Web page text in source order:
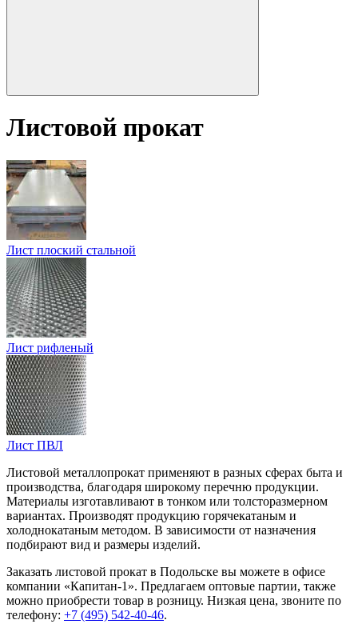
Листовой прокат
Лист плоский стальной
Лист рифленый
Лист ПВЛ
Листовой металлопрокат применяют в разных сферах быта и
производства, благодаря широкому перечню продукции.
Материалы изготавливают в тонком или толсторазмерном
вариантах. Производят продукцию горячекатаным и
холоднокатаным методом. В зависимости от назначения
подбирают вид и размеры изделий.
Заказать листовой прокат в Подольске вы можете в офисе
компании «Капитан-1». Предлагаем оптовые партии, также
можно приобрести товар в розницу. Низкая цена, звоните по
телефону: +7 (495) 542-40-46.